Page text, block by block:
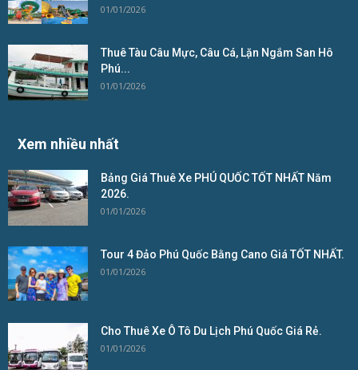
01/01/2026
Thuê Tàu Câu Mực, Câu Cá, Lặn Ngắm San Hô
Phú...
01/01/2026
Xem nhiều nhất
Bảng Giá Thuê Xe PHÚ QUỐC TỐT NHẤT Năm
2026.
01/01/2026
Tour 4 Đảo Phú Quốc Bằng Cano Giá TỐT NHẤT.
01/01/2026
Cho Thuê Xe Ô Tô Du Lịch Phú Quốc Giá Rẻ.
01/01/2026